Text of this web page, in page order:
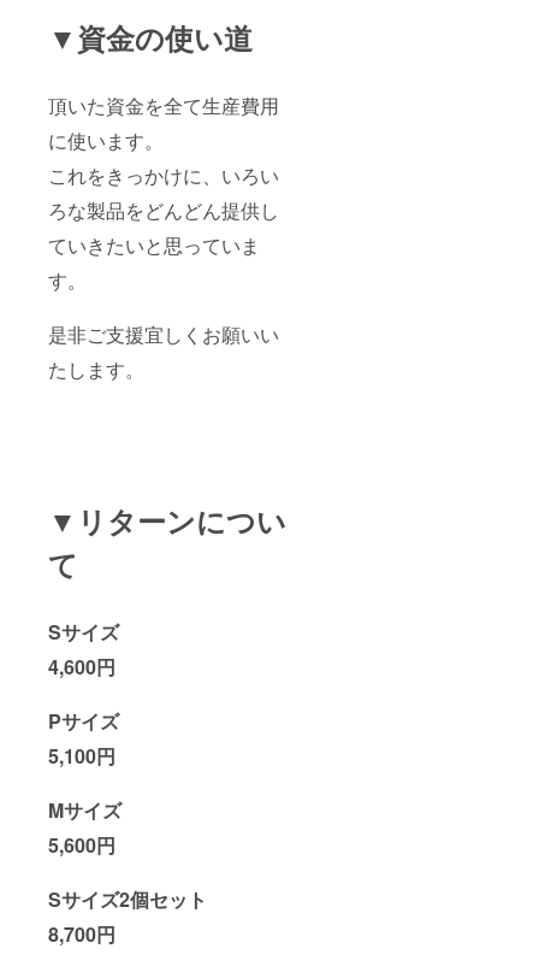
▼資金の使い道
頂いた資金を全て生産費用
に使います。
これをきっかけに、いろい
ろな製品をどんどん提供し
ていきたいと思っていま
す。
是非ご支援宜しくお願いい
たします。
▼リターンについ
て
Sサイズ
4,600円
Pサイズ
5,100円
Mサイズ
5,600円
Sサイズ2個セット
8,700円